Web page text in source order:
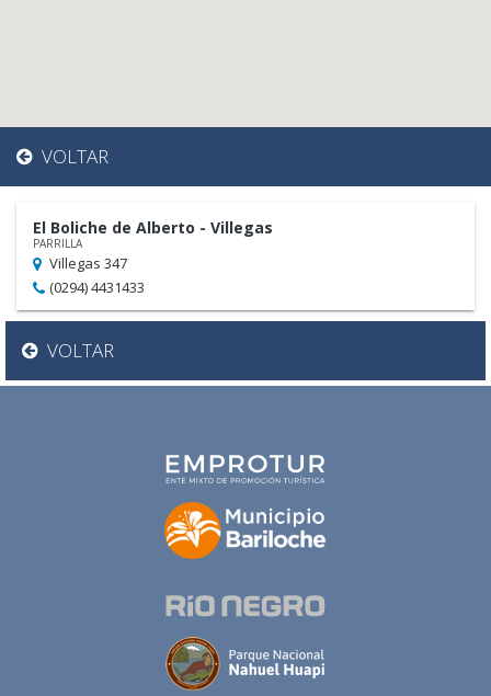
VOLTAR
El Boliche de Alberto - Villegas
PARRILLA
Villegas 347
(0294) 4431433
VOLTAR